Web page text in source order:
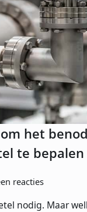
het
te bepalen
reacties
nodig. Maar